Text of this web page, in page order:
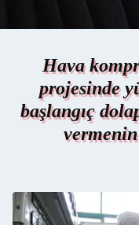
Hava
projesinde
başlangıç